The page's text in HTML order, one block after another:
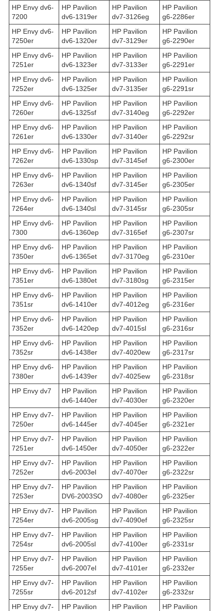
HP Envy dv6-
7200
HP Pavilion
dv6-1319er
HP Pavilion
dv7-3126eg
HP Pavilion
g6-2286er
HP Envy dv6-
7250er
HP Pavilion
dv6-1320er
HP Pavilion
dv7-3129er
HP Pavilion
g6-2290er
HP Envy dv6-
7251er
HP Pavilion
dv6-1323er
HP Pavilion
dv7-3133er
HP Pavilion
g6-2291er
HP Envy dv6-
7252er
HP Pavilion
dv6-1325er
HP Pavilion
dv7-3135er
HP Pavilion
g6-2291sr
HP Envy dv6-
7260er
HP Pavilion
dv6-1325sf
HP Pavilion
dv7-3140eg
HP Pavilion
g6-2292er
HP Envy dv6-
7261er
HP Pavilion
dv6-1330er
HP Pavilion
dv7-3140er
HP Pavilion
g6-2292sr
HP Envy dv6-
7262er
HP Pavilion
dv6-1330sp
HP Pavilion
dv7-3145ef
HP Pavilion
g6-2300er
HP Envy dv6-
7263er
HP Pavilion
dv6-1340sf
HP Pavilion
dv7-3145er
HP Pavilion
g6-2305er
HP Envy dv6-
7264er
HP Pavilion
dv6-1340sl
HP Pavilion
dv7-3145sr
HP Pavilion
g6-2305sr
HP Envy dv6-
7300
HP Pavilion
dv6-1360ep
HP Pavilion
dv7-3165ef
HP Pavilion
g6-2307sr
HP Envy dv6-
7350er
HP Pavilion
dv6-1365et
HP Pavilion
dv7-3170eg
HP Pavilion
g6-2310er
HP Envy dv6-
7351er
HP Pavilion
dv6-1380et
HP Pavilion
dv7-3180sg
HP Pavilion
g6-2315er
HP Envy dv6-
7351sr
HP Pavilion
dv6-1410er
HP Pavilion
dv7-4012eg
HP Pavilion
g6-2316er
HP Envy dv6-
7352er
HP Pavilion
dv6-1420ep
HP Pavilion
dv7-4015sl
HP Pavilion
g6-2316sr
HP Envy dv6-
7352sr
HP Pavilion
dv6-1438er
HP Pavilion
dv7-4020ew
HP Pavilion
g6-2317sr
HP Envy dv6-
7380er
HP Pavilion
dv6-1439er
HP Pavilion
dv7-4025ew
HP Pavilion
g6-2318sr
HP Envy dv7
HP Pavilion
dv6-1440er
HP Pavilion
dv7-4030er
HP Pavilion
g6-2320er
HP Envy dv7-
7250er
HP Pavilion
dv6-1445er
HP Pavilion
dv7-4045er
HP Pavilion
g6-2321er
HP Envy dv7-
7251er
HP Pavilion
dv6-1450er
HP Pavilion
dv7-4050er
HP Pavilion
g6-2322er
HP Envy dv7-
7252er
HP Pavilion
dv6-2003el
HP Pavilion
dv7-4070er
HP Pavilion
g6-2322sr
HP Envy dv7-
7253er
HP Pavilion
DV6-2003SO
HP Pavilion
dv7-4080er
HP Pavilion
g6-2325er
HP Envy dv7-
7254er
HP Pavilion
dv6-2005sg
HP Pavilion
dv7-4090ef
HP Pavilion
g6-2325sr
HP Envy dv7-
7254sr
HP Pavilion
dv6-2005sl
HP Pavilion
dv7-4100er
HP Pavilion
g6-2331sr
HP Envy dv7-
7255er
HP Pavilion
dv6-2007el
HP Pavilion
dv7-4101er
HP Pavilion
g6-2332er
HP Envy dv7-
7255sr
HP Pavilion
dv6-2012sf
HP Pavilion
dv7-4102er
HP Pavilion
g6-2332sr
HP Envy dv7-
HP Pavilion
HP Pavilion
HP Pavilion